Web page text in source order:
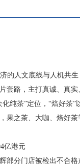
的人文底线与人机共生
套路，主打真诚、真实
纯茶”定位，“焙好茶”
果之茶、大咖、焙好
亿港元
部分门店被检出不合格